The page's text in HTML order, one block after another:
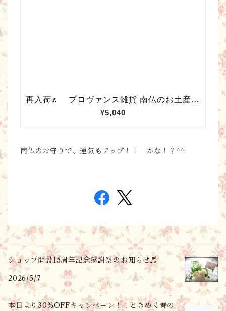
南仏のお守りで、運気もアップ！！ かな！？^^;
ショップ開設15周年記念感謝祭のお知らせ♬
2026/5/7
本日より30%OFFキャンペーン！！ときめく春の